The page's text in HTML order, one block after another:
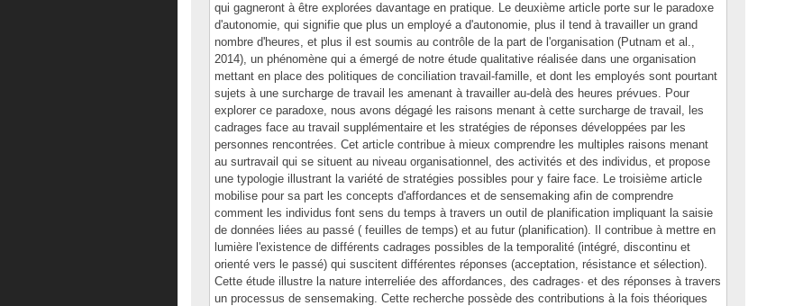
qui gagneront à être explorées davantage en pratique. Le deuxième article porte sur le paradoxe
d'autonomie, qui signifie que plus un employé a d'autonomie, plus il tend à travailler un grand
nombre d'heures, et plus il est soumis au contrôle de la part de l'organisation (Putnam et al.,
2014), un phénomène qui a émergé de notre étude qualitative réalisée dans une organisation
mettant en place des politiques de conciliation travail-famille, et dont les employés sont pourtant
sujets à une surcharge de travail les amenant à travailler au-delà des heures prévues. Pour
explorer ce paradoxe, nous avons dégagé les raisons menant à cette surcharge de travail, les
cadrages face au travail supplémentaire et les stratégies de réponses développées par les
personnes rencontrées. Cet article contribue à mieux comprendre les multiples raisons menant
au surtravail qui se situent au niveau organisationnel, des activités et des individus, et propose
une typologie illustrant la variété de stratégies possibles pour y faire face. Le troisième article
mobilise pour sa part les concepts d'affordances et de sensemaking afin de comprendre
comment les individus font sens du temps à travers un outil de planification impliquant la saisie
de données liées au passé ( feuilles de temps) et au futur (planification). Il contribue à mettre en
lumière l'existence de différents cadrages possibles de la temporalité (intégré, discontinu et
orienté vers le passé) qui suscitent différentes réponses (acceptation, résistance et sélection).
Cette étude illustre la nature interreliée des affordances, des cadrages· et des réponses à travers
un processus de sensemaking. Cette recherche possède des contributions à la fois théoriques